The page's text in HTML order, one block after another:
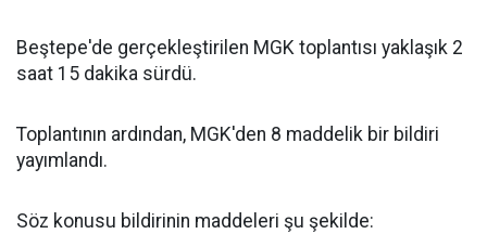
Beştepe'de gerçekleştirilen MGK toplantısı yaklaşık 2
saat 15 dakika sürdü.
Toplantının ardından, MGK'den 8 maddelik bir bildiri
yayımlandı.
Söz konusu bildirinin maddeleri şu şekilde: